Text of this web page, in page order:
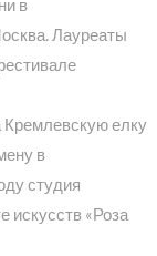
в
Лауреаты
Кремлевскую елку
в
студия
искусств «Роза